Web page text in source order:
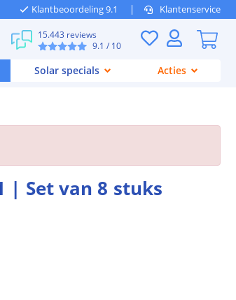
Klantbeoordeling 9.1 Klantenservice
15.443 reviews
9.1 / 10
Solar specials Acties
Set van 8 stuks